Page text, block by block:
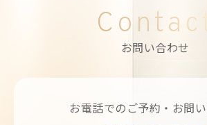
お問い合わせ
お電話でのご予約・お問